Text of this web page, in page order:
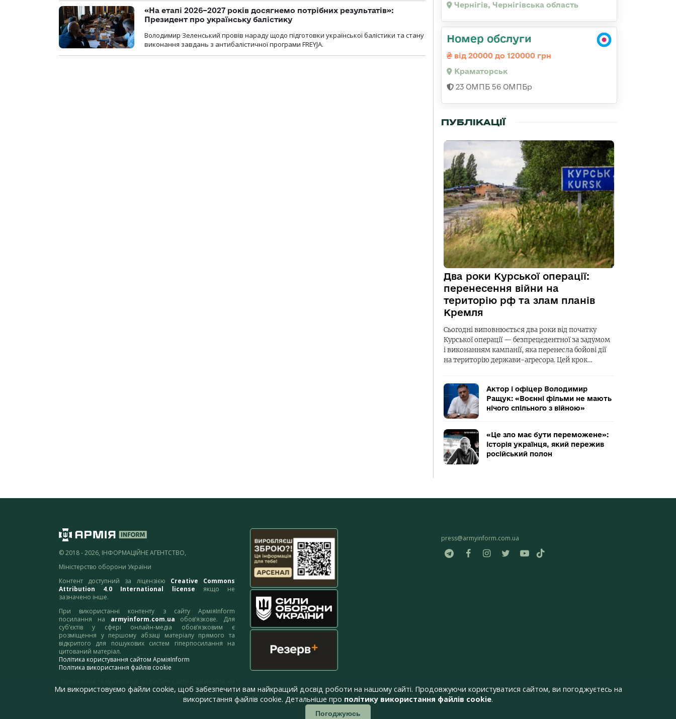
«На етапі 2026–2027 років досягнемо потрібних результатів»:
Президент про українську балістику
Володимир Зеленський провів нараду щодо підготовки української балістики та стану
виконання завдань з антибалістичної програми FREYJA.
Чернігів, Чернігівська область
Номер обслуги
від 20000 до 120000 грн
Краматорськ
23 ОМПБ 56 ОМПБр
ПУБЛІКАЦІЇ
Два роки Курської операції:
перенесення війни на
територію рф та злам планів
Кремля
Сьогодні виповнюється два роки від початку
Курської операції — безпрецедентної за задумом
і виконанням кампанії, яка перенесла бойові дії
на територію держави-агресора. Цей крок…
Актор і офіцер Володимир
Ращук: «Воєнні фільми не мають
нічого спільного з війною»
«Це зло має бути переможене»:
історія українця, який пережив
російський полон
© 2018 - 2026, ІНФОРМАЦІЙНЕ АГЕНТСТВО,
Міністерство оборони України
Контент доступний за ліцензією Creative Commons
Attribution 4.0 International license якщо не
зазначено інше.
При використанні контенту з сайту АрміяInform
посилання на armyinform.com.ua обов’язкове. Для
суб’єктів у сфері онлайн-медіа обов’язковим є
розміщення у першому абзаці матеріалу прямого та
відкритого для пошукових систем гіперпосилання на
цитований матеріал.
Політика користування сайтом АрміяInform
Політика використання файлів cookie
адресу:webmaster@armyinform.com.ua
press@armyinform.com.ua
Ми використовуємо файли cookie, щоб забезпечити вам найкращий досвід роботи на нашому сайті. Продовжуючи користуватися сайтом, ви погоджуєтесь на
використання файлів cookie. Детальніше про політику використання файлів cookie.
Погоджуюсь